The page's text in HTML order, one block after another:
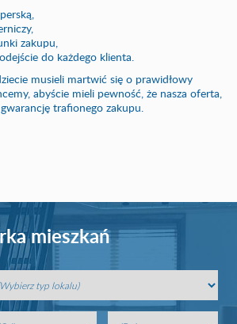
zakupu,
do każdego klienta.
musieli martwić się o prawidłowy
abyście mieli pewność, że nasza oferta,
trafionego zakupu.
mieszkań